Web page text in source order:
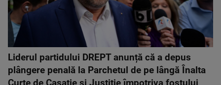
Liderul partidului DREPT anunță că a depus
plângere penală la Parchetul de pe lângă Înalta